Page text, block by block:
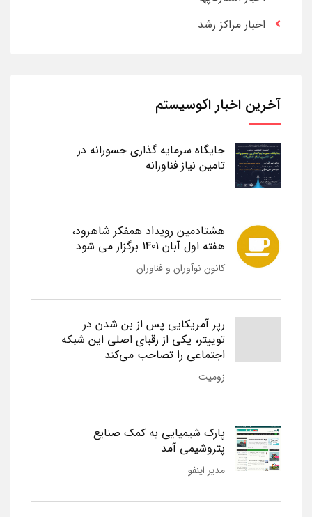
اخبار مراکز رشد
آخرین اخبار اکوسیستم
جایگاه سرمایه گذاری جسورانه در
تامین نیاز فناورانه
هشتادمین رویداد همفکر شاهرود،
هفته اول آبان 1401 برگزار می شود
کانون نوآوران و فناوران
رپر آمریکایی پس از بن شدن در
توییتر، یکی از رقبای اصلی این شبکه
اجتماعی را تصاحب می‌کند
زومیت
پارک شیمیایی به کمک صنایع
پتروشیمی آمد
مدیر اینفو